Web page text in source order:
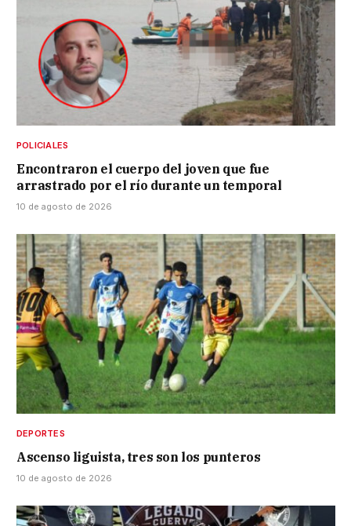
POLICIALES
Encontraron el cuerpo del joven que fue
arrastrado por el río durante un temporal
10 de agosto de 2026
DEPORTES
Ascenso liguista, tres son los punteros
10 de agosto de 2026